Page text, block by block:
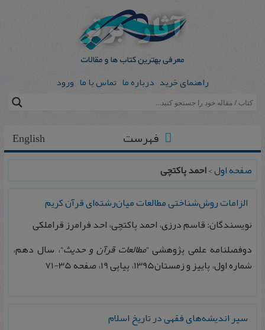
راهنمای خرید درباره ما تماس با ما ورود
English فهرست
صفحه اول>احمد پاکتچی
الزامات روش‌شناختی مطالعات ميان‌رشته‌ای قرآن كریم
نویسندگان: قاسم درزی، احمد پاکتچی، احد فرامرز قراملکی
دوفصلنامه علمی پژوهشی “مطالعات قرآن و حديث“، سال دهم،
شماره اول، پاييز و زمستان1395، پیاپی 19، صفحه 35-71
سیر اندیشه‌های فقهی در تاریخ اسلام